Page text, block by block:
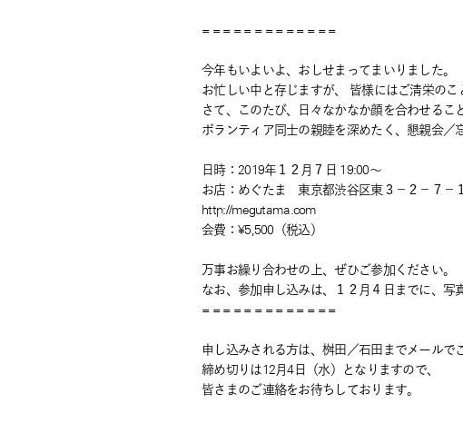
= = = = = = = = = = = = =
今年もいよいよ、おしせまってまいりました。
お忙しい中と存じますが、 皆様にはご清栄のこ
さて、このたび、日々なかなか顔を合わせるこ
ボランティア同士の親睦を深めたく、懇親会／
日時：2019年１２月７日 19:00～
お店：めぐたま 東京都渋谷区東３−２−
http://megutama.com
会費：¥5,500（税込）
万事お繰り合わせの上、ぜひご参加ください。
なお、参加申し込みは、１２月４日までに、写
= = = = = = = = = = = = =
申し込みされる方は、桝田／石田までメールで
締め切りは12月4日（水）となりますので、
皆さまのご連絡をお待ちしております。